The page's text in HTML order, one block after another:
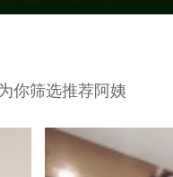
你筛选推荐阿姨